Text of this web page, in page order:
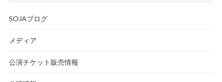
SOJAブログ
メディア
公演チケット販売情報